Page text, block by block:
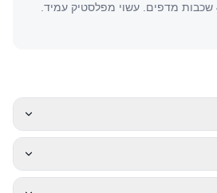
【מוצר פרטי】 מידות 106*40*15 ס"מ בקירוב בהרכבה עם 4 שכבות מדפים. עשוי מפלסטיק עמיד.